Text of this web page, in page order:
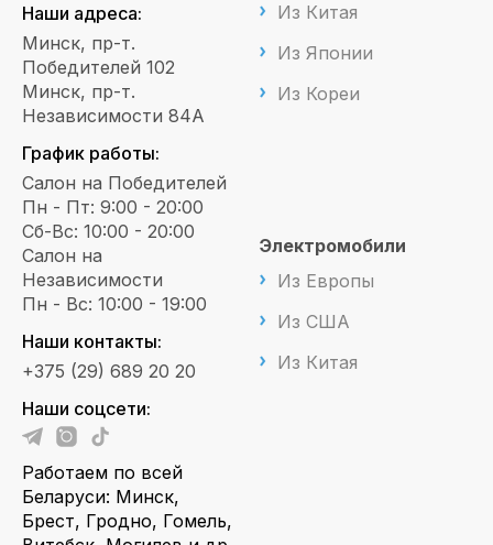
Наши адреса:
Минск, пр-т.
Победителей 102
Минск, пр-т.
Независимости 84А
График работы:
Салон на Победителей
Пн - Пт: 9:00 - 20:00
Сб-Вс: 10:00 - 20:00
Салон на
Независимости
Пн - Вс: 10:00 - 19:00
Наши контакты:
+375 (29) 689 20 20
Наши соцсети:
Работаем по всей
Беларуси: Минск,
Брест, Гродно, Гомель,
Из Китая
Из Японии
Из Кореи
Электромобили
Из Европы
Из США
Из Китая